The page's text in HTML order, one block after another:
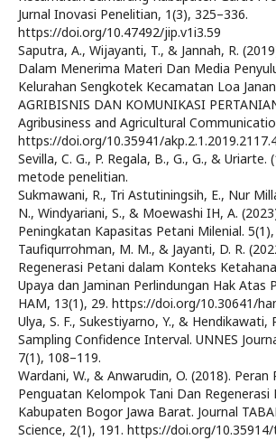
Jurnal Inovasi Penelitian, 1(3), 325–336.
https://doi.org/10.47492/jip.v1i3.59
Saputra, A., Wijayanti, T., & Jannah, R.
Dalam Menerima Materi Dan Media
Kelurahan Sengkotek Kecamatan Loa
AGRIBISNIS DAN KOMUNIKASI
Agribusiness and Agricultural
https://doi.org/10.35941/
Sevilla, C. G., P. Regala, B., G., G., &
metode penelitian.
Sukmawani, R., Tri Astutiningsih, E., Nur
N., Windyariani, S., & Moewashi IH, A.
Peningkatan Kapasitas Petani Milenial.
Taufiqurrohman, M. M., & Jayanti, D. R.
Regenerasi Petani dalam Konteks
Upaya dan Jaminan Perlindungan Hak Atas
HAM, 13(1), 29. https://doi.org/10.30641/
Ulya, S. F., Sukestiyarno, Y., & Hendikawati,
Sampling Confidence Interval. UNNES
7(1), 108–119.
Wardani, W., & Anwarudin, O. (2018). Peran
Penguatan Kelompok Tani Dan Regenerasi
Kabupaten Bogor Jawa Barat. Journal
Science, 2(1), 191. https://doi.org/